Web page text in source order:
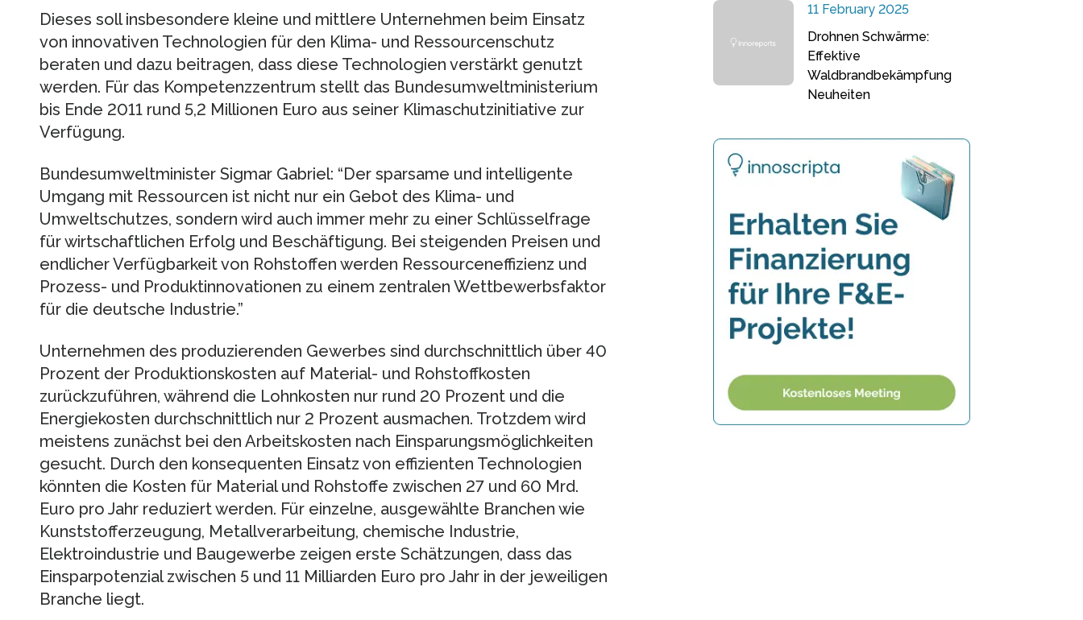
Dieses soll insbesondere kleine und mittlere Unternehmen beim Einsatz
von innovativen Technologien für den Klima- und Ressourcenschutz
beraten und dazu beitragen, dass diese Technologien verstärkt genutzt
werden. Für das Kompetenzzentrum stellt das Bundesumweltministerium
bis Ende 2011 rund 5,2 Millionen Euro aus seiner Klimaschutzinitiative zur
Verfügung.
Bundesumweltminister Sigmar Gabriel: “Der sparsame und intelligente
Umgang mit Ressourcen ist nicht nur ein Gebot des Klima- und
Umweltschutzes, sondern wird auch immer mehr zu einer Schlüsselfrage
für wirtschaftlichen Erfolg und Beschäftigung. Bei steigenden Preisen und
endlicher Verfügbarkeit von Rohstoffen werden Ressourceneffizienz und
Prozess- und Produktinnovationen zu einem zentralen Wettbewerbsfaktor
für die deutsche Industrie.”
Unternehmen des produzierenden Gewerbes sind durchschnittlich über 40
Prozent der Produktionskosten auf Material- und Rohstoffkosten
zurückzuführen, während die Lohnkosten nur rund 20 Prozent und die
Energiekosten durchschnittlich nur 2 Prozent ausmachen. Trotzdem wird
meistens zunächst bei den Arbeitskosten nach Einsparungsmöglichkeiten
gesucht. Durch den konsequenten Einsatz von effizienten Technologien
könnten die Kosten für Material und Rohstoffe zwischen 27 und 60 Mrd.
Euro pro Jahr reduziert werden. Für einzelne, ausgewählte Branchen wie
Kunststofferzeugung, Metallverarbeitung, chemische Industrie,
Elektroindustrie und Baugewerbe zeigen erste Schätzungen, dass das
Einsparpotenzial zwischen 5 und 11 Milliarden Euro pro Jahr in der jeweiligen
Branche liegt.
11 February 2025
Drohnen Schwärme:
Effektive
Waldbrandbekämpfung
Neuheiten